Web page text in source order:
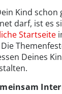
Kind
darf, ist es
Startseite
Deines